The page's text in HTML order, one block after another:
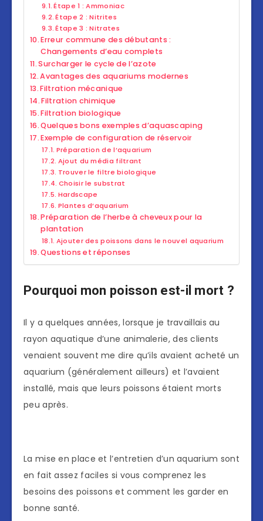
Étape 1 : Ammoniac
Étape 2 : Nitrites
Étape 3 : Nitrates
Erreur commune des débutants :
Changements d’eau complets
Surcharger le cycle de l’azote
Avantages des aquariums modernes
Filtration mécanique
Filtration chimique
Filtration biologique
Quelques bons exemples d’aquascaping
Exemple de configuration de réservoir
Préparation de l’aquarium
Ajout du média filtrant
Trouver le filtre biologique
Choisir le substrat
Hardscape
Plantes d’aquarium
Préparation de l’herbe à cheveux pour la
plantation
Ajouter des poissons dans le nouvel aquarium
Questions et réponses
Pourquoi mon poisson est-il mort ?
Il y a quelques années, lorsque je travaillais au
rayon aquatique d’une animalerie, des clients
venaient souvent me dire qu’ils avaient acheté un
aquarium (généralement ailleurs) et l’avaient
installé, mais que leurs poissons étaient morts
peu après.
La mise en place et l’entretien d’un aquarium sont
en fait assez faciles si vous comprenez les
besoins des poissons et comment les garder en
bonne santé.